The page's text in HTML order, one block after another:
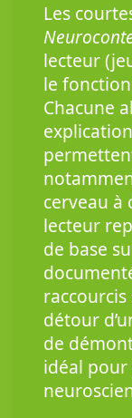
Les
lecteur
le
Chacune
cerveau à
lecteur
de base
détour
de
idéal